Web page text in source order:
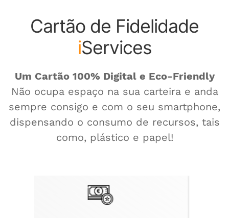
Cartão de Fidelidade
iServices
Um Cartão 100% Digital e Eco-Friendly
Não ocupa espaço na sua carteira e anda
sempre consigo e com o seu smartphone,
dispensando o consumo de recursos, tais
como, plástico e papel!